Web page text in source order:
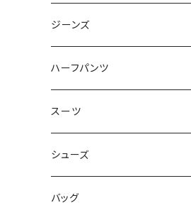
50/XL～
48/L
50/XL～
46/M
48/L
50/XL～
～44/S
46/M
48/L
50/XL～
ジーンズ
～44/S
46/M
48/L
50/XL～
ハーフパンツ
～44/S
46/M
48/L
スーツ
～44/S
46/M
シューズ
～25.5cm
バッグ